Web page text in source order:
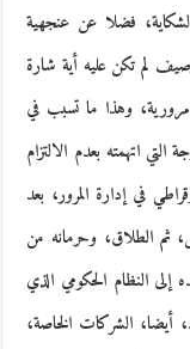
الشكاية، فضلا عن عنجهية
لم تكن عليه أية شارة
وهذا ما تسبب في
اتهمته بعدم الالتزام
في إدارة المرور، بعد
ثم الطلاق، وحرمانه من
إلى النظام الحكومي الذي
أيضا، الشركات الخاصة،